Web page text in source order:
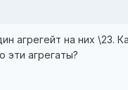
агрегейт на них \23.
агрегаты?